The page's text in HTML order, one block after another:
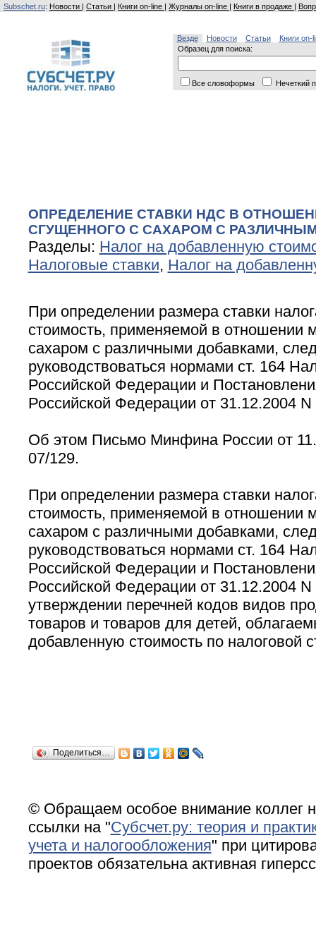
Subschet.ru: Новости | Статьи | Книги on-line | Журналы on-line | Книги в продаже |
Везде Новости Статьи
Книги on-
Образец для поиска:
Все словоформы Нечеткий
ОПРЕДЕЛЕНИЕ СТАВКИ НДС В
СГУЩЕННОГО С САХАРОМ С
Разделы: Налог на добавленную
Налоговые ставки, Налог на
При определении размера ставки
стоимость, применяемой в отношении
сахаром с различными добавками,
руководствоваться нормами ст. 164
Российской Федерации и
Российской Федерации от 31.12.2004 N
Об этом Письмо Минфина России от
07/129.
При определении размера ставки
стоимость, применяемой в отношении
сахаром с различными добавками,
руководствоваться нормами ст. 164
Российской Федерации и
Российской Федерации от 31.12.2004
утверждении перечней кодов видов
товаров и товаров для детей,
добавленную стоимость по налоговой
Поделиться…
© Обращаем особое внимание коллег
ссылки на "Субсчет.ру: теория и
учета и налогообложения" при
проектов обязательна активная